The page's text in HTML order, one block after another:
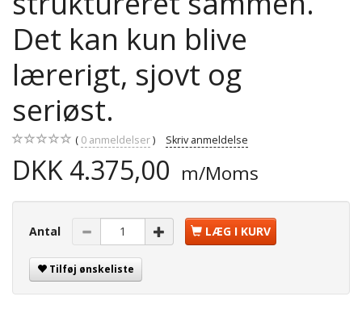
Det kan kun blive
lærerigt, sjovt og
seriøst.
0 anmeldelser Skriv anmeldelse
DKK 4.375,00 m/Moms
Antal LÆG I KURV
Tilføj ønskeliste